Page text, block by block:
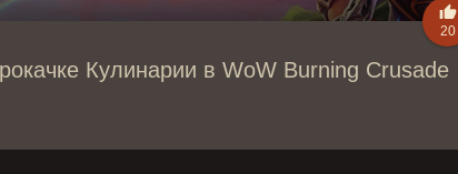

20
Кулинарии в WoW Burning Crusade